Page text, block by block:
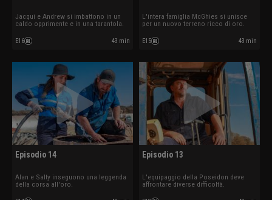
Jacqui e Andrew si imbattono in un
caldo opprimente e in una tarantola.
E16 43 min
L'intera famiglia McGhies si unisce
per un nuovo terreno ricco di oro.
E15 43 min
Episodio 14
Alan e Salty inseguono una leggenda
della corsa all'oro.
Episodio 13
L'equipaggio della Poseidon deve
affrontare diverse difficoltà.